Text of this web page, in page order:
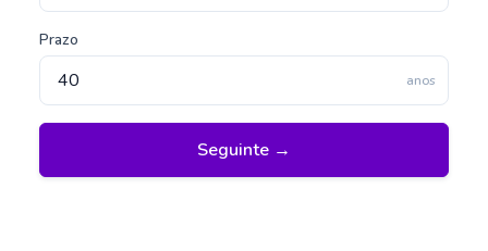
Prazo
anos
Seguinte →